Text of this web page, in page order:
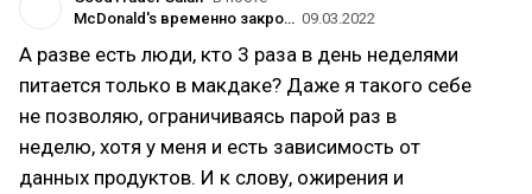
McDonald's временно закроет свои рестораны в России 09.03.2022
А разве есть люди, кто 3 раза в день неделями
питается только в макдаке? Даже я такого себе
не позволяю, ограничиваясь парой раз в
неделю, хотя у меня и есть зависимость от
данных продуктов. И к слову, ожирения и